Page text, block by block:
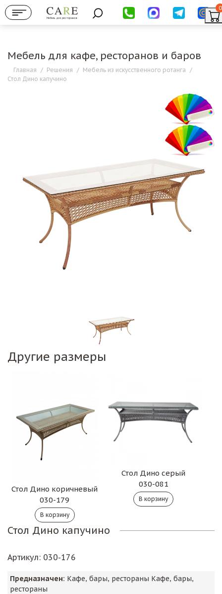
Мебель для ресторанов
0
Мебель для кафе, ресторанов и баров
Главная / Решения / Мебель из искусственного ротанга /
Стол Дино капучино
Другие размеры
Стол Дино коричневый
030-179
Стол Дино серый
030-081
Стол Дино капучино
Артикул: 030-176
Предназначен: Кафе, бары, рестораны Кафе, бары,
рестораны